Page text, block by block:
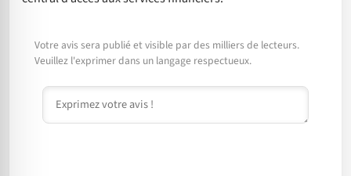
Votre avis sera publié et visible par des milliers de lecteurs.
Veuillez l'exprimer dans un langage respectueux.
Commentaire